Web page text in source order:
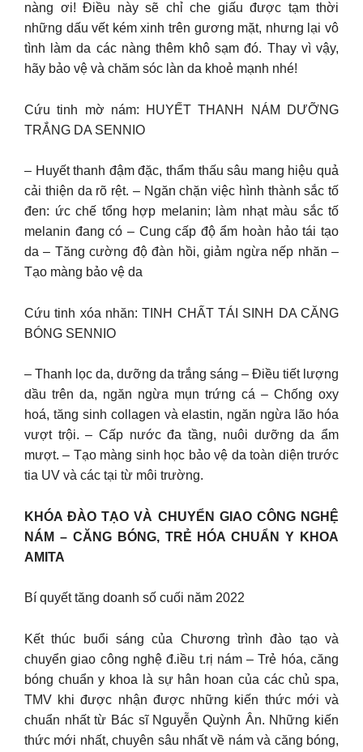
nàng ơi! Điều này sẽ chỉ che giấu được tạm thời
những dấu vết kém xinh trên gương mặt, nhưng lại vô
tình làm da các nàng thêm khô sạm đó. Thay vì vậy,
hãy bảo vệ và chăm sóc làn da khoẻ mạnh nhé!
Cứu tinh mờ nám: HUYẾT THANH NÁM DƯỠNG
TRẮNG DA SENNIO
– Huyết thanh đậm đặc, thẩm thấu sâu mang hiệu quả
cải thiện da rõ rệt. – Ngăn chặn việc hình thành sắc tố
đen: ức chế tổng hợp melanin; làm nhạt màu sắc tố
melanin đang có – Cung cấp độ ẩm hoàn hảo tái tạo
da – Tăng cường độ đàn hồi, giảm ngừa nếp nhăn –
Tạo màng bảo vệ da
Cứu tinh xóa nhăn: TINH CHẤT TÁI SINH DA CĂNG
BÓNG SENNIO
– Thanh lọc da, dưỡng da trắng sáng – Điều tiết lượng
dầu trên da, ngăn ngừa mụn trứng cá – Chống oxy
hoá, tăng sinh collagen và elastin, ngăn ngừa lão hóa
vượt trội. – Cấp nước đa tầng, nuôi dưỡng da ẩm
mượt. – Tạo màng sinh học bảo vệ da toàn diện trước
tia UV và các tại từ môi trường.
KHÓA ĐÀO TẠO VÀ CHUYỂN GIAO CÔNG NGHỆ
NÁM – CĂNG BÓNG, TRẺ HÓA CHUẨN Y KHOA
AMITA
Bí quyết tăng doanh số cuối năm 2022
Kết thúc buổi sáng của Chương trình đào tạo và
chuyển giao công nghệ đ.iều t.rị nám – Trẻ hóa, căng
bóng chuẩn y khoa là sự hân hoan của các chủ spa,
TMV khi được nhận được những kiến thức mới và
chuẩn nhất từ Bác sĩ Nguyễn Quỳnh Ân. Những kiến
thức mới nhất, chuyên sâu nhất về nám và căng bóng,